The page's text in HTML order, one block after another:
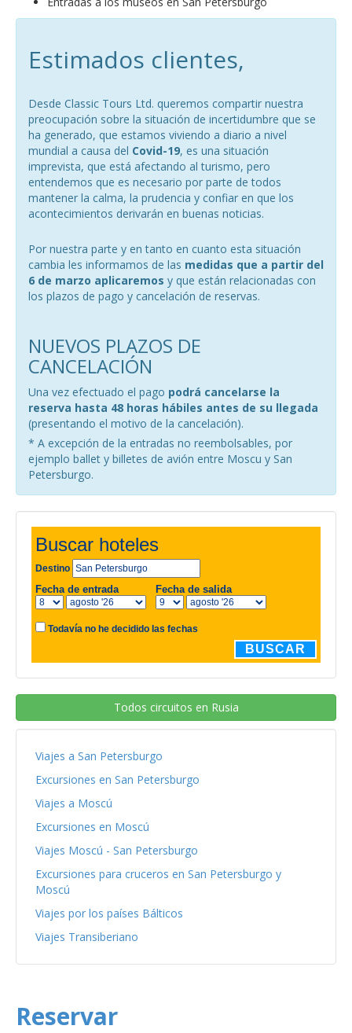
Estimados clientes,
Desde Classic Tours Ltd. queremos compartir nuestra
preocupación sobre la situación de incertidumbre que se
ha generado, que estamos viviendo a diario a nivel
mundial a causa del Covid-19, es una situación
imprevista, que está afectando al turismo, pero
entendemos que es necesario por parte de todos
mantener la calma, la prudencia y confiar en que los
acontecimientos derivarán en buenas noticias.
Por nuestra parte y en tanto en cuanto esta situación
cambia les informamos de las medidas que a partir del
6 de marzo aplicaremos y que están relacionadas con
los plazos de pago y cancelación de reservas.
NUEVOS PLAZOS DE
CANCELACIÓN
Una vez efectuado el pago podrá cancelarse la
reserva hasta 48 horas hábiles antes de su llegada
(presentando el motivo de la cancelación).
* A excepción de la entradas no reembolsables, por
ejemplo ballet y billetes de avión entre Moscu y San
Petersburgo.
Buscar hoteles
Destino
Fecha de entrada Fecha de salida
Todavía no he decidido las fechas
BUSCAR
Todos circuitos en Rusia
Viajes a San Petersburgo
Excursiones en San Petersburgo
Viajes a Moscú
Excursiones en Moscú
Viajes Moscú - San Petersburgo
Excursiones para cruceros en San Petersburgo y
Moscú
Viajes por los países Bálticos
Viajes Transiberiano
Reservar